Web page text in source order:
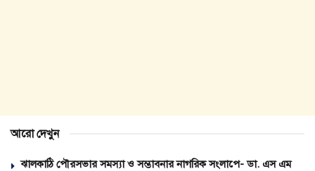
আরো দেখুন
ঝালকাঠি পৌরসভার সমস্যা ও সম্ভাবনার নাগরিক সংলাপে- ডা. এস এম